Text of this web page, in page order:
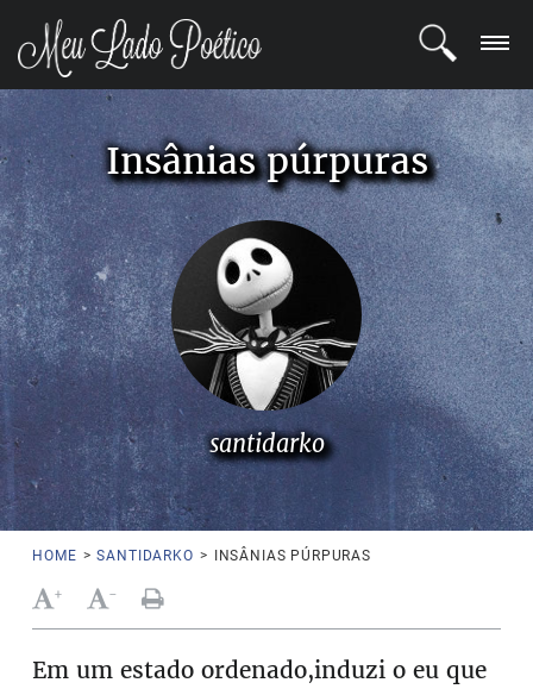
LOGIN
REGISTRO
POETAS
BLOG
COMUNIDADE
Insânias púrpuras
santidarko
HOME > SANTIDARKO > INSÂNIAS PÚRPURAS
+ -
Em um estado ordenado,induzi o eu que